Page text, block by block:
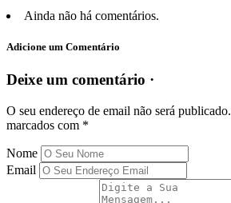
Ainda não há comentários.
Adicione um Comentário
Deixe um comentário ·
O seu endereço de email não será publicado.
marcados com *
Nome
Email